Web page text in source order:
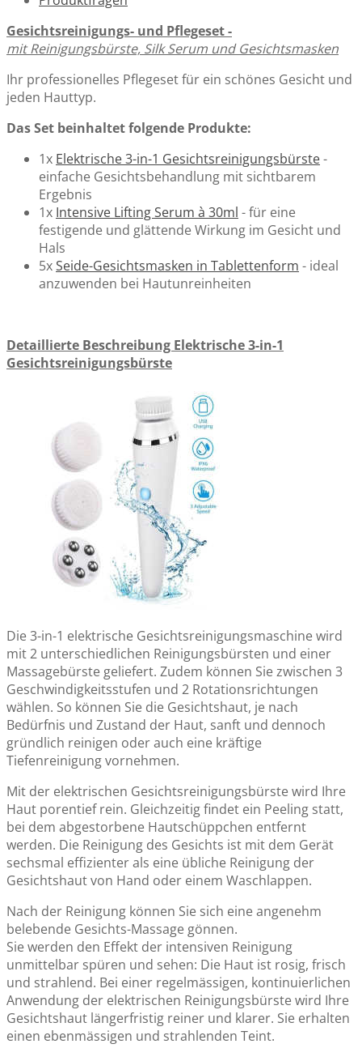
Gesichtsreinigungs- und Pflegeset -
mit Reinigungsbürste, Silk Serum und Gesichtsmasken
Ihr professionelles Pflegeset für ein schönes Gesicht und
jeden Hauttyp.
Das Set beinhaltet folgende Produkte:
1x Elektrische 3-in-1 Gesichtsreinigungsbürste-
einfache Gesichtsbehandlung mit sichtbarem
Ergebnis
1x Intensive Lifting Serum à 30ml - für eine
festigende und glättende Wirkung im Gesicht und
Hals
5xSeide-Gesichtsmasken in Tablettenform - ideal
anzuwenden bei Hautunreinheiten
Detaillierte Beschreibung Elektrische 3-in-1
Gesichtsreinigungsbürste
Die 3-in-1 elektrische Gesichtsreinigungsmaschine wird
mit 2 unterschiedlichen Reinigungsbürsten und einer
Massagebürste geliefert. Zudem können Sie zwischen 3
Geschwindigkeitsstufen und 2 Rotationsrichtungen
wählen. So können Sie die Gesichtshaut, je nach
Bedürfnis und Zustand der Haut, sanft und dennoch
gründlich reinigen oder auch eine kräftige
Tiefenreinigung vornehmen.
Mit der elektrischen Gesichtsreinigungsbürste wird Ihre
Haut porentief rein. Gleichzeitig findet ein Peeling statt,
bei dem abgestorbene Hautschüppchen entfernt
werden. Die Reinigung des Gesichts ist mit dem Gerät
sechsmal effizienter als eine übliche Reinigung der
Gesichtshaut von Hand oder einem Waschlappen.
Nach der Reinigung können Sie sich eine angenehm
belebende Gesichts-Massage gönnen.
Sie werden den Effekt der intensiven Reinigung
unmittelbar spüren und sehen: Die Haut ist rosig, frisch
und strahlend. Bei einer regelmässigen, kontinuierlichen
Anwendung der elektrischen Reinigungsbürste wird Ihre
Gesichtshaut längerfristig reiner und klarer. Sie erhalten
einen ebenmässigen und strahlenden Teint.